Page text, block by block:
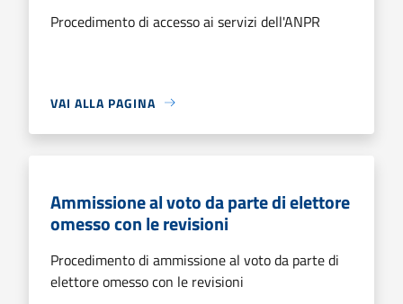
Procedimento di accesso ai servizi dell'ANPR
VAI ALLA PAGINA
Ammissione al voto da parte di elettore
omesso con le revisioni
Procedimento di ammissione al voto da parte di
elettore omesso con le revisioni